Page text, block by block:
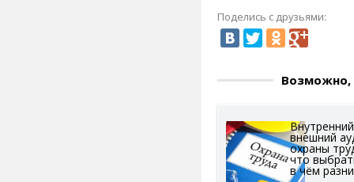
Поделись с друзьями:
Возможно,
внешний
охраны
что
в чём